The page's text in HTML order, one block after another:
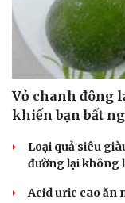
Vỏ chanh đông
khiến bạn bất
Loại quả siêu
đường lại không
Acid uric cao ăn